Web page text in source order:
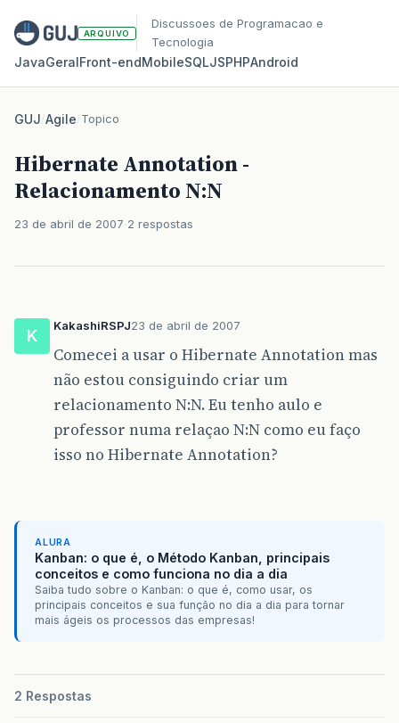
ARQUIVO
Discussoes de Programacao e
Tecnologia
JavaGeralFront‑endMobileSQLJSPHPAndroid
GUJ/Agile/Topico
Hibernate Annotation -
Relacionamento N:N
23 de abril de 2007 2 respostas
K
KakashiRSPJ23 de abril de 2007
Comecei a usar o Hibernate Annotation mas
não estou consiguindo criar um
relacionamento N:N. Eu tenho aulo e
professor numa relaçao N:N como eu faço
isso no Hibernate Annotation?
ALURA
Kanban: o que é, o Método Kanban, principais
conceitos e como funciona no dia a dia
Saiba tudo sobre o Kanban: o que é, como usar, os
principais conceitos e sua função no dia a dia para tornar
mais ágeis os processos das empresas!
2 Respostas